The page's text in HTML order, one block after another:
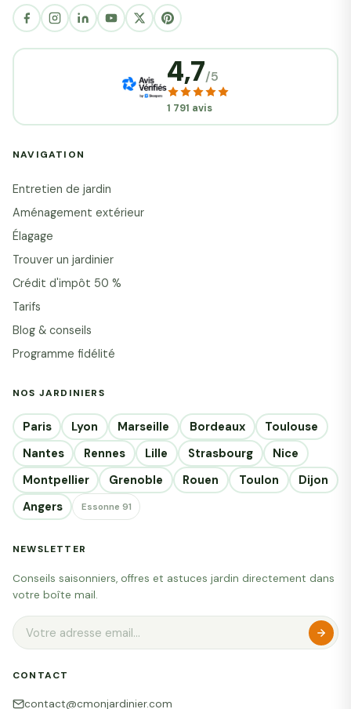
4,7/5
1 791 avis
NAVIGATION
Entretien de jardin
Aménagement extérieur
Élagage
Trouver un jardinier
Crédit d'impôt 50 %
Tarifs
Blog & conseils
Programme fidélité
NOS JARDINIERS
Paris Lyon Marseille Bordeaux
Toulouse
Nantes
Rennes Lille Strasbourg
Nice
Montpellier
Grenoble Rouen Toulon
Dijon
Angers
Essonne 91
NEWSLETTER
Conseils saisonniers, offres et astuces jardin directement dans
votre boîte mail.
CONTACT
contact@cmonjardinier.com